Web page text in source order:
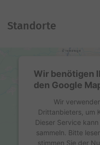
Standorte
Wir benötigen
den Google
Wir
Drittanbieters, um
Dieser Service
sammeln. Bitte
stimmen Sie der